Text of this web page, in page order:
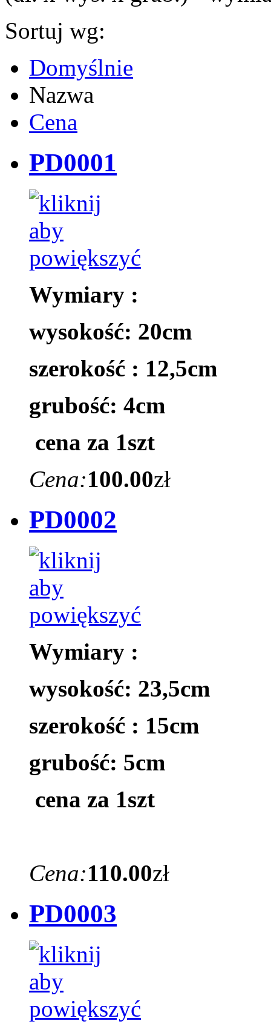
Sortuj wg:
Domyślnie
Nazwa
Cena
PD0001
Wymiary :
wysokość: 20cm
szerokość : 12,5cm
grubość: 4cm
cena za 1szt
Cena:100.00zł
PD0002
Wymiary :
wysokość: 23,5cm
szerokość : 15cm
grubość: 5cm
cena za 1szt
Cena:110.00zł
PD0003